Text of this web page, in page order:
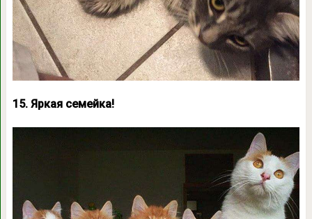
15. Яркая семейка!